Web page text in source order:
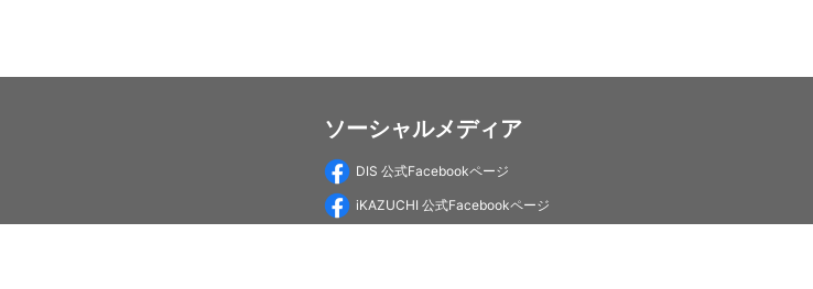
ソーシャルメディア
DIS 公式Facebookページ
iKAZUCHI 公式Facebookページ